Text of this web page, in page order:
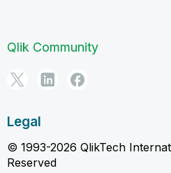
Qlik Community
Legal
© 1993-2026 QlikTech
Reserved